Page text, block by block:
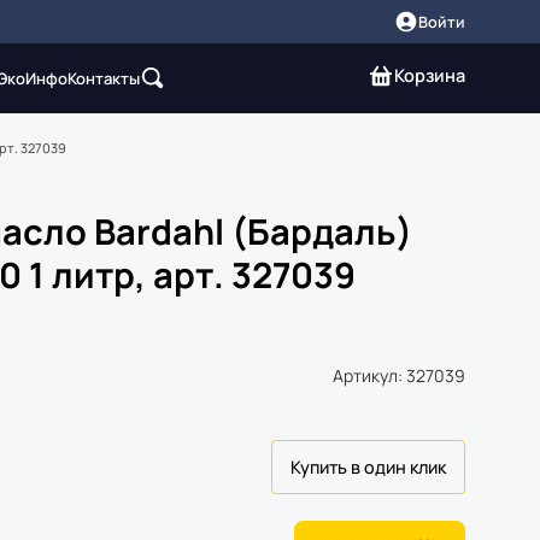
Войти
ИнфоКонтакты Корзина
327039
Bardahl (Бардаль)
1 литр, арт. 327039
Артикул: 327039